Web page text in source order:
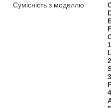
Сумісність з моделлю